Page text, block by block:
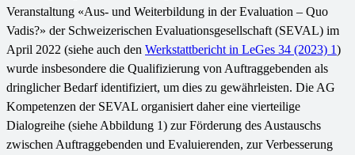
Veranstaltung «Aus- und Weiterbildung in der Evaluation – Quo
Vadis?» der Schweizerischen Evaluationsgesellschaft (SEVAL) im
April 2022 (siehe auch den Werkstattbericht in LeGes 34 (2023) 1)
wurde insbesondere die Qualifizierung von Auftraggebenden als
dringlicher Bedarf identifiziert, um dies zu gewährleisten. Die AG
Kompetenzen der SEVAL organisiert daher eine vierteilige
Dialogreihe (siehe Abbildung 1) zur Förderung des Austauschs
zwischen Auftraggebenden und Evaluierenden, zur Verbesserung